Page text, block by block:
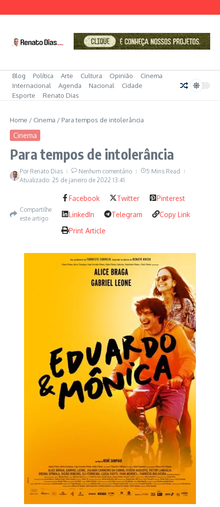
Blog Política Arte Cultura Opinião
Cinema
Internacional
Agenda Nacional
Cidade
Esporte
Renato Dias
Home / Cinema / Para tempos de intolerância
Cinema
Para tempos de intolerância
Por Renato Dias Nenhum comentário
5 Mins Read
Atualizado: 25 de janeiro de 2022 13:41
Compartilhe
este artigo
Facebook Twitter
Pinterest
LinkedIn
Telegram
Copy Link
Print Article